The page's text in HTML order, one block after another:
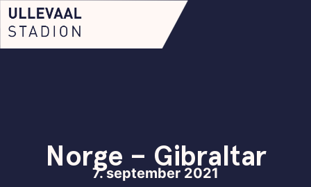
Norge – Gibraltar
7. september 2021